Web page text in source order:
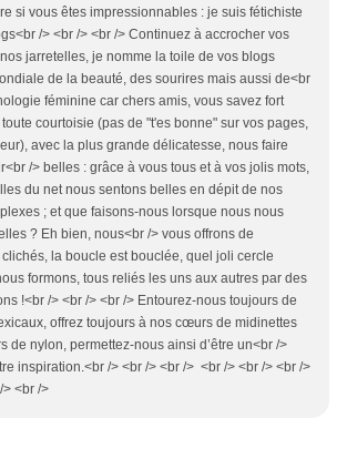
si vous êtes impressionnables : je suis fétichiste
/> <br /> <br /> Continuez à accrocher vos
jarretelles, je nomme la toile de vos blogs
de la beauté, des sourires mais aussi de<br
féminine car chers amis, vous savez fort
courtoisie (pas de "t'es bonne" sur vos pages,
avec la plus grande délicatesse, nous faire
/> belles : grâce à vous tous et à vos jolis mots,
du net nous sentons belles en dépit de nos
; et que faisons-nous lorsque nous nous
? Eh bien, nous<br /> vous offrons de
la boucle est bouclée, quel joli cercle
formons, tous reliés les uns aux autres par des
!<br /> <br /> <br /> Entourez-nous toujours de
offrez toujours à nos cœurs de midinettes
de nylon, permettez-nous ainsi d’être un<br />
inspiration.<br /> <br /> <br /> <br /> <br /> <br />
> <br />